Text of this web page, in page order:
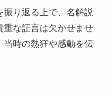
り返る上で、名解説
重な証言は欠かせませ
当時の熱狂や感動を伝